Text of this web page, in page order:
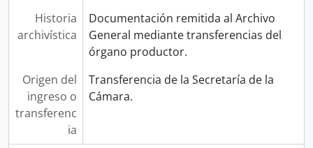
Historia
archivística
Documentación remitida al Archivo
General mediante transferencias del
órgano productor.
Origen del
ingreso o
transferenc
ia
Transferencia de la Secretaría de la
Cámara.